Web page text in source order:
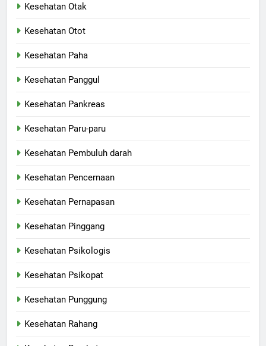
Kesehatan Otak
Kesehatan Otot
Kesehatan Paha
Kesehatan Panggul
Kesehatan Pankreas
Kesehatan Paru-paru
Kesehatan Pembuluh darah
Kesehatan Pencernaan
Kesehatan Pernapasan
Kesehatan Pinggang
Kesehatan Psikologis
Kesehatan Psikopat
Kesehatan Punggung
Kesehatan Rahang